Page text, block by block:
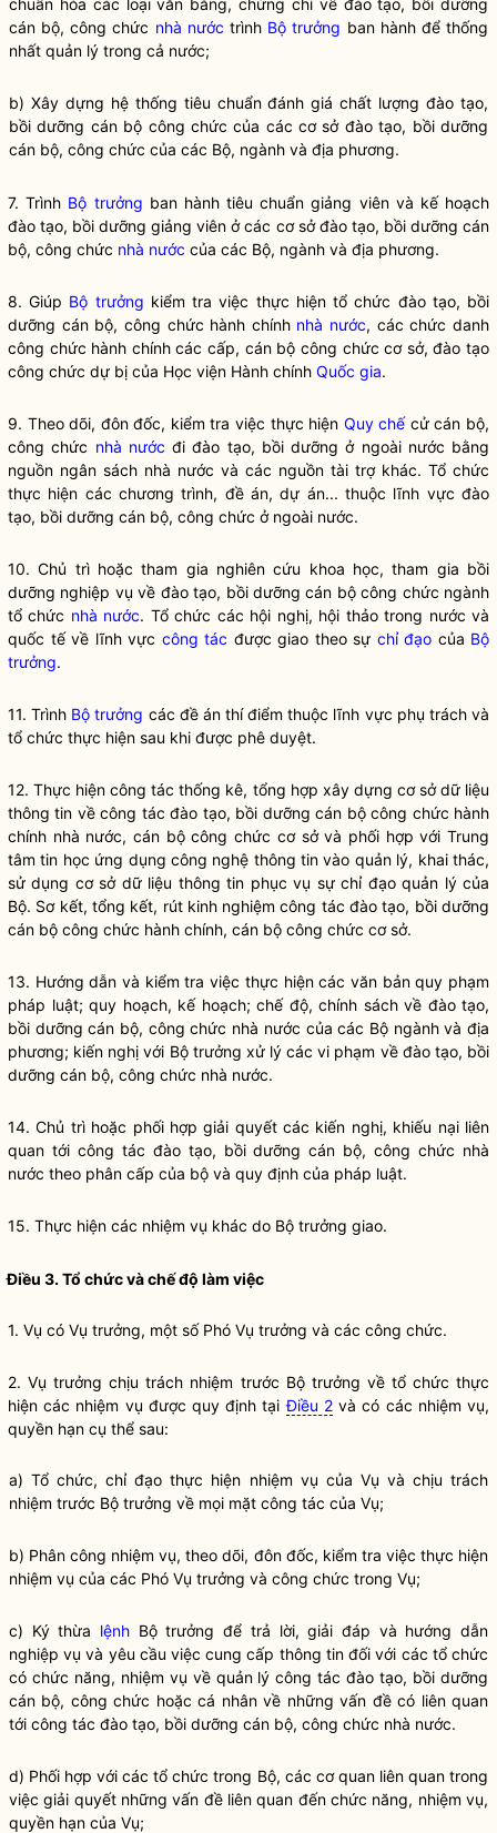
chuẩn hóa các loại văn bằng, chứng chỉ về đào tạo, bồi dưỡng
cán bộ, công chức nhà nước trình Bộ trưởng ban hành để thống
nhất quản lý trong cả nước;
b) Xây dựng hệ thống tiêu chuẩn đánh giá chất lượng đào tạo,
bồi dưỡng cán bộ công chức của các cơ sở đào tạo, bồi dưỡng
cán bộ, công chức của các Bộ, ngành và địa phương.
7. Trình Bộ trưởng ban hành tiêu chuẩn giảng viên và kế hoạch
đào tạo, bồi dưỡng giảng viên ở các cơ sở đào tạo, bồi dưỡng cán
bộ, công chức nhà nước của các Bộ, ngành và địa phương.
8. Giúp Bộ trưởng kiểm tra việc thực hiện tổ chức đào tạo, bồi
dưỡng cán bộ, công chức hành chính nhà nước, các chức danh
công chức hành chính các cấp, cán bộ công chức cơ sở, đào tạo
công chức dự bị của Học viện Hành chính Quốc gia.
9. Theo dõi, đôn đốc, kiểm tra việc thực hiện Quy chếcử cán bộ,
công chức nhà nước đi đào tạo, bồi dưỡng ở ngoài nước bằng
nguồn ngân sách nhà nước và các nguồn tài trợ khác. Tổ chức
thực hiện các chương trình, đề án, dự án... thuộc lĩnh vực đào
tạo, bồi dưỡng cán bộ, công chức ở ngoài nước.
10. Chủ trì hoặc tham gia nghiên cứu khoa học, tham gia bồi
dưỡng nghiệp vụ về đào tạo, bồi dưỡng cán bộ công chức ngành
tổ chức nhà nước. Tổ chức các hội nghị, hội thảo trong nước và
quốc tế về lĩnh vực công tác được giao theo sự chỉ đạo của Bộ
trưởng.
11. Trình Bộ trưởng các đề án thí điểm thuộc lĩnh vực phụ trách và
tổ chức thực hiện sau khi được phê duyệt.
12. Thực hiệncông tác thống kê, tổng hợp xây dựng cơ sở dữ liệu
thông tin vềcông tác đào tạo, bồi dưỡng cán bộ công chức hành
chính nhà nước, cán bộ công chức cơ sở và phối hợp với Trung
tâm tin học ứng dụng công nghệ thông tin vào quản lý, khai thác,
sử dụng cơ sở dữ liệu thông tin phục vụ sựchỉ đạoquản lý của
Bộ. Sơ kết, tổng kết, rút kinh nghiệmcông tác đào tạo, bồi dưỡng
cán bộ công chức hành chính, cán bộ công chức cơ sở.
13. Hướng dẫn và kiểm tra việc thực hiện các văn bản quy phạm
pháp luật; quy hoạch, kế hoạch; chế độ, chính sách về đào tạo,
bồi dưỡng cán bộ, công chức nhà nước của các Bộ ngành và địa
phương; kiến nghị với Bộ trưởng xử lý các vi phạm về đào tạo, bồi
dưỡng cán bộ, công chức nhà nước.
14. Chủ trì hoặc phối hợp giải quyết các kiến nghị, khiếu nại liên
quan tới công tác đào tạo, bồi dưỡng cán bộ, công chức nhà
nước theo phân cấp của bộ và quy định của pháp luật.
15. Thực hiện các nhiệm vụ khác do Bộ trưởng giao.
Điều 3. Tổ chức và chế độ làm việc
1. Vụ có Vụ trưởng, một số Phó Vụ trưởng và các công chức.
2. Vụ trưởng chịu trách nhiệm trước Bộ trưởng về tổ chức thực
hiện các nhiệm vụ được quy định tạiĐiều 2và có các nhiệm vụ,
quyền hạn cụ thể sau:
a) Tổ chức,chỉ đạo thực hiện nhiệm vụ của Vụ và chịu trách
nhiệm trước Bộ trưởng về mọi mặt công tác của Vụ;
b) Phân công nhiệm vụ, theo dõi, đôn đốc, kiểm tra việc thực hiện
nhiệm vụ của các Phó Vụ trưởng và công chức trong Vụ;
c) Ký thừa lệnh Bộ trưởng để trả lời, giải đáp và hướng dẫn
nghiệp vụ và yêu cầu việc cung cấp thông tin đối với các tổ chức
có chức năng, nhiệm vụ về quản lýcông tác đào tạo, bồi dưỡng
cán bộ, công chức hoặc cá nhân về những vấn đề có liên quan
tới công tác đào tạo, bồi dưỡng cán bộ, công chức nhà nước.
d) Phối hợp với các tổ chức trong Bộ, các cơ quan liên quan trong
việc giải quyết những vấn đề liên quan đến chức năng, nhiệm vụ,
quyền hạn của Vụ;